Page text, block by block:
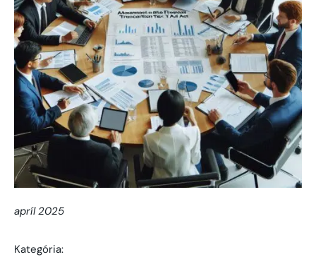
apríl 2025
Kategória: